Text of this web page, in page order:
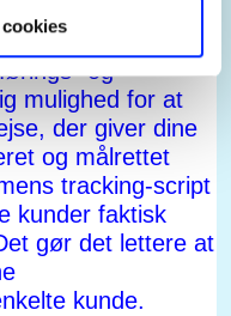
opsætte og
og
mulighed for at
der giver dine
og målrettet
tracking-script
kunder faktisk
gør det lettere at
kunde.